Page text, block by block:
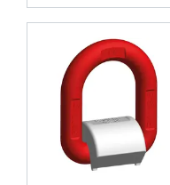
Lämpötila-alue:
Pintakäsittely:
Standardi:
Huomautus:
Varmuuskerroin: